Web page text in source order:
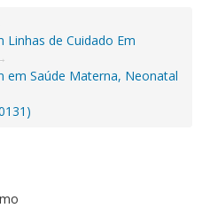
Linhas de Cuidado Em
em Saúde Materna, Neonatal